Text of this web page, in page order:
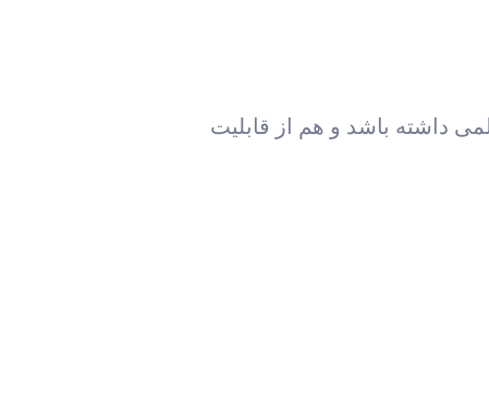
داشته باشد و هم از قابلیت